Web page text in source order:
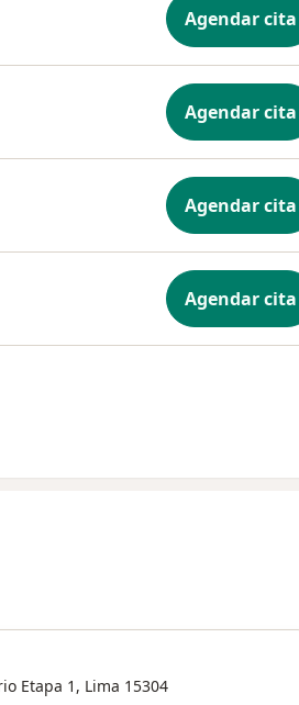
Agendar cita
Agendar cita
Agendar cita
Agendar cita
Etapa 1 , Lima 15304